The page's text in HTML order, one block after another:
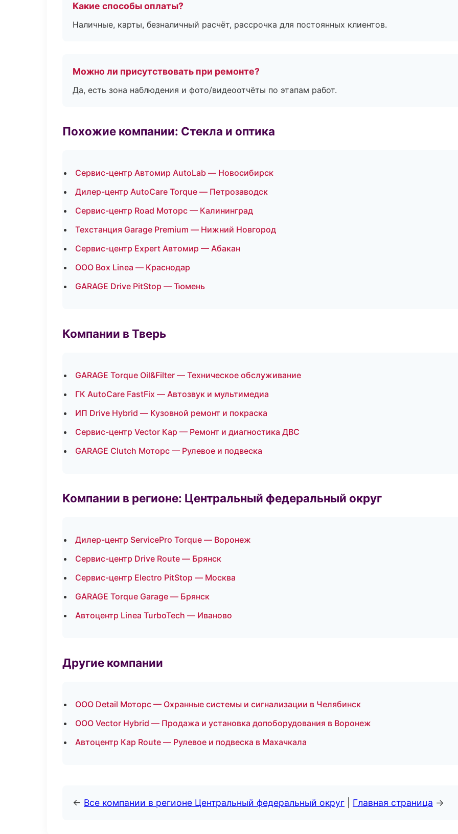
Какие способы оплаты?
Наличные, карты, безналичный расчёт, рассрочка для постоянных клиентов.
Можно ли присутствовать при ремонте?
Да, есть зона наблюдения и фото/видеоотчёты по этапам работ.
Похожие компании: Стекла и оптика
Сервис-центр Автомир AutoLab — Новосибирск
Дилер-центр AutoCare Torque — Петрозаводск
Сервис-центр Road Моторс — Калининград
Техстанция Garage Premium — Нижний Новгород
Сервис-центр Expert Автомир — Абакан
ООО Box Linea — Краснодар
GARAGE Drive PitStop — Тюмень
Компании в Тверь
GARAGE Torque Oil&Filter — Техническое обслуживание
ГК AutoCare FastFix — Автозвук и мультимедиа
ИП Drive Hybrid — Кузовной ремонт и покраска
Сервис-центр Vector Кар — Ремонт и диагностика ДВС
GARAGE Clutch Моторс — Рулевое и подвеска
Компании в регионе: Центральный федеральный округ
Дилер-центр ServicePro Torque — Воронеж
Сервис-центр Drive Route — Брянск
Сервис-центр Electro PitStop — Москва
GARAGE Torque Garage — Брянск
Автоцентр Linea TurboTech — Иваново
Другие компании
ООО Detail Моторс — Охранные системы и сигнализации в Челябинск
ООО Vector Hybrid — Продажа и установка допоборудования в Воронеж
Автоцентр Кар Route — Рулевое и подвеска в Махачкала
← Все компании в регионе Центральный федеральный округ Главная страница →